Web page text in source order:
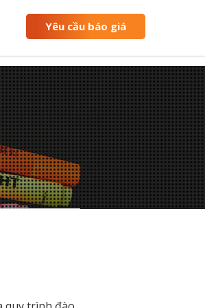
Yêu cầu báo giá